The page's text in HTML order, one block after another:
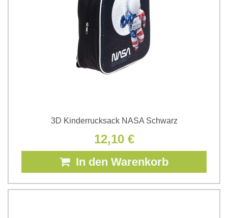
3D Kinderrucksack NASA Schwarz
12,10 €
In den Warenkorb